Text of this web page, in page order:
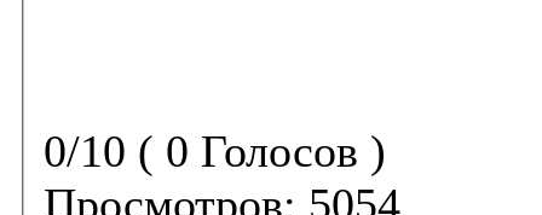
0/10 ( 0 Голосов )
Просмотров: 5054